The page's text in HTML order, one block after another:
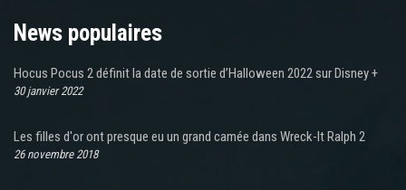
News populaires
Hocus Pocus 2 définit la date de sortie d’Halloween 2022 sur Disney +
30 janvier 2022
Les filles d'or ont presque eu un grand camée dans Wreck-It Ralph 2
26 novembre 2018